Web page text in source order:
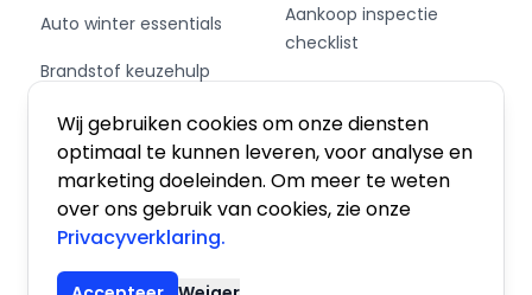
Wij gebruiken cookies om onze diensten
optimaal te kunnen leveren, voor analyse en
marketing doeleinden. Om meer te weten
over ons gebruik van cookies, zie onze
Privacyverklaring.
Auto winter essentials
Brandstof keuzehulp
Schakel of automaat?
Aankoop inspectie
checklist
Private Leasen,
Financieren of Kopen?